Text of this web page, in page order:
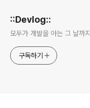
::Devlog::
모두가 개발을 아는 그 날까지
구독하기